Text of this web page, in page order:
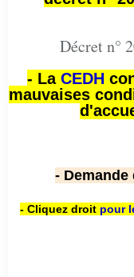
Décret n°
- La CEDH
mauvaises
- Demande
- Cliquez droit pour